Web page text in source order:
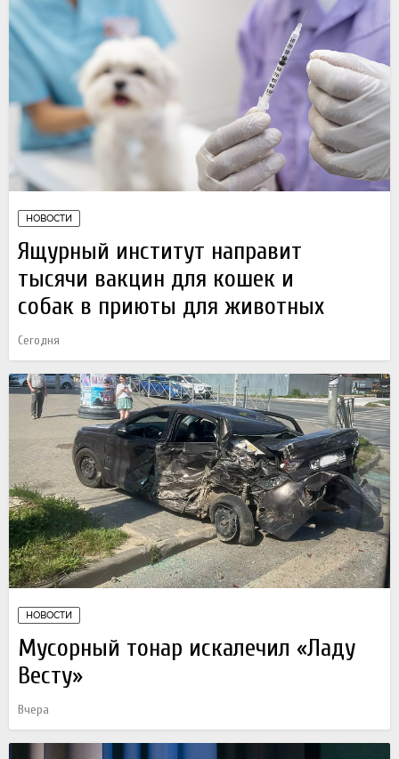
НОВОСТИ
Ящурный институт направит
тысячи вакцин для кошек и
собак в приюты для животных
Сегодня
НОВОСТИ
Мусорный тонар искалечил «Ладу
Весту»
Вчера